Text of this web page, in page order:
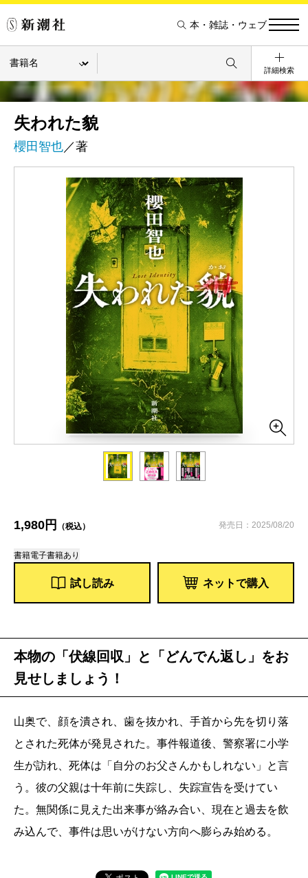
本・雑誌・ウェブ
詳細検索
失われた貌
櫻田智也／著
1,980円 （税込） 発売日：2025/08/20
書籍電子書籍あり
試し読み ネットで購入
本物の「伏線回収」と「どんでん返し」をお
見せしましょう！
山奥で、顔を潰され、歯を抜かれ、手首から先を切り落
とされた死体が発見された。事件報道後、警察署に小学
生が訪れ、死体は「自分のお父さんかもしれない」と言
う。彼の父親は十年前に失踪し、失踪宣告を受けてい
た。無関係に見えた出来事が絡み合い、現在と過去を飲
み込んで、事件は思いがけない方向へ膨らみ始める。